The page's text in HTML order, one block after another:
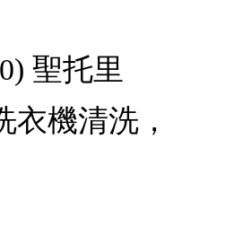
聖托里
機清洗，